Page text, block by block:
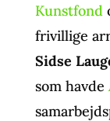
Kunstfond
frivillige
Sidse
som havde